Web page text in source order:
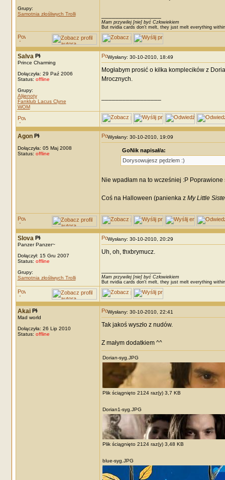
Grupy:
Samotnia złośliwych Trolli
Mam przywilej [nie] być Człowiekiem
But nvidia cards don't melt, they just melt everything
Salva
Prince Charming
Dołączyła: 29 Paź 2006
Status: offline
Grupy:
Alijenoty
Fanklub Lacus Clyne
WOM
Wysłany: 30-10-2010, 18:49
Mogłabym prosić o kilka komplecików z
Mrocznych.
Agon
Dołączyła: 05 Maj 2008
Status: offline
Wysłany: 30-10-2010, 19:09
GoNik napisał/a:
Dorysowujesz pędzlem :)
Nie wpadłam na to wcześniej :P
Coś na Halloween (panienka z My Little
Slova
Panzer Panzer~
Dołączył: 15 Gru 2007
Status: offline
Grupy:
Samotnia złośliwych Trolli
Wysłany: 30-10-2010, 20:29
Uh, oh, thxbrymucz.
Mam przywilej [nie] być Człowiekiem
But nvidia cards don't melt, they just melt everything
Akai
Mad world
Dołączyła: 26 Lip 2010
Status: offline
Wysłany: 30-10-2010, 22:41
Tak jakoś wyszło z nudów.
Z małym dodatkiem ^^
Dorian-syg.JPG
Plik ściągnięto 2124 raz(y) 3,7 KB
Dorian1-syg.JPG
Plik ściągnięto 2124 raz(y) 3,48 KB
blue-syg.JPG